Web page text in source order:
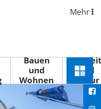
Mehr
Bauen
und
Wohnen
Freizeit
und
Kultur
Menü